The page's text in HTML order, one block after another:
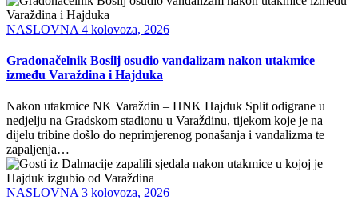
NASLOVNA 4 kolovoza, 2026
Gradonačelnik Bosilj osudio vandalizam nakon utakmice
između Varaždina i Hajduka
Nakon utakmice NK Varaždin – HNK Hajduk Split odigrane u
nedjelju na Gradskom stadionu u Varaždinu, tijekom koje je na
dijelu tribine došlo do neprimjerenog ponašanja i vandalizma te
zapaljenja…
NASLOVNA 3 kolovoza, 2026